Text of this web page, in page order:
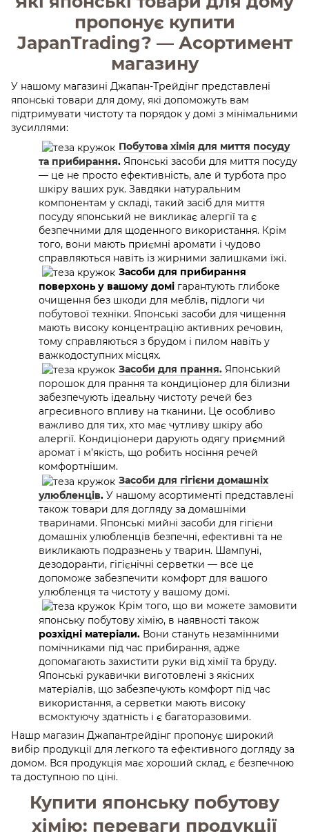
пропонує купити
JapanTrading? — Асортимент
магазину
У нашому магазині Джапан-Трейдінг представлені
японські товари для дому, які допоможуть вам
підтримувати чистоту та порядок у домі з мінімальними
зусиллями:
Побутова хімія для миття посуду
та прибирання. Японські засоби для миття посуду
— це не просто ефективність, але й турбота про
шкіру ваших рук. Завдяки натуральним
компонентам у складі, такий засіб для миття
посуду японський не викликає алергії та є
безпечними для щоденного використання. Крім
того, вони мають приємні аромати і чудово
справляються навіть із жирними залишками їжі.
Засоби для прибирання
поверхонь у вашому домі гарантують глибоке
очищення без шкоди для меблів, підлоги чи
побутової техніки. Японські засоби для чищення
мають високу концентрацію активних речовин,
тому справляються з брудом і пилом навіть у
важкодоступних місцях.
Засоби для прання. Японський
порошок для прання та кондиціонер для білизни
забезпечують ідеальну чистоту речей без
агресивного впливу на тканини. Це особливо
важливо для тих, хто має чутливу шкіру або
алергії. Кондиціонери дарують одягу приємний
аромат і м’якість, що робить носіння речей
комфортнішим.
Засоби для гігієни домашніх
улюбленців. У нашому асортименті представлені
також товари для догляду за домашніми
тваринами. Японські мийні засоби для гігієни
домашніх улюбленців безпечні, ефективні та не
викликають подразнень у тварин. Шампуні,
дезодоранти, гігієнічні серветки — все це
допоможе забезпечити комфорт для вашого
улюбленця та чистоту у вашому домі.
Крім того, що ви можете замовити
японську побутову хімію, в наявності також
розхідні матеріали. Вони стануть незамінними
помічниками під час прибирання, адже
допомагають захистити руки від хімії та бруду.
Японські рукавички виготовлені з якісних
матеріалів, що забезпечують комфорт під час
використання, а серветки мають високу
всмоктуючу здатність і є багаторазовими.
Нашp магазин Джапантрейдінг пропонує широкий
вибір продукції для легкого та ефективного догляду за
домом. Вся продукція має хороший склад, є безпечною
та доступною по ціні.
Купити японську побутову
хімію: переваги продукції